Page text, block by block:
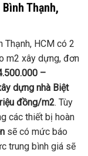
Thạnh,
HCM có 2
m2 xây dựng, đơn
–
dựng nhà Biệt
đồng/m2. Tùy
các thiết bị hoàn
sẽ có mức báo
trung bình giá sẽ